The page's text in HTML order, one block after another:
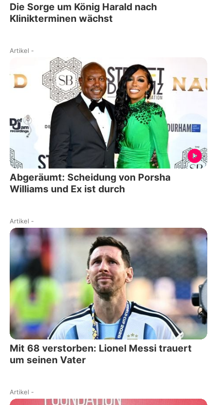
Die Sorge um König Harald nach
Klinikterminen wächst
Artikel -
Abgeräumt: Scheidung von Porsha
Williams und Ex ist durch
Artikel -
Mit 68 verstorben: Lionel Messi trauert
um seinen Vater
Artikel -